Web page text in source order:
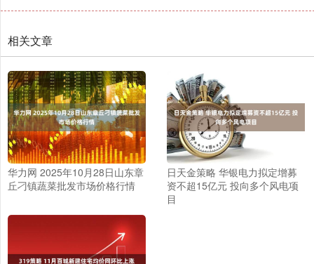
相关文章
华力网 2025年10月28日山东章
丘刁镇蔬菜批发市场价格行情
日天金策略 华银电力拟定增募
资不超15亿元 投向多个风电项
目